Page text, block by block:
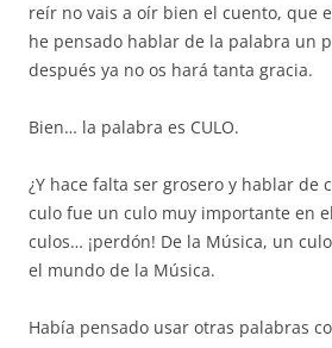
reír no vais a oír bien el cuento, que
he pensado hablar de la palabra un
después ya no os hará tanta gracia.
Bien… la palabra es CULO.
¿Y hace falta ser grosero y hablar de
culo fue un culo muy importante en
culos… ¡perdón! De la Música, un
el mundo de la Música.
Había pensado usar otras palabras